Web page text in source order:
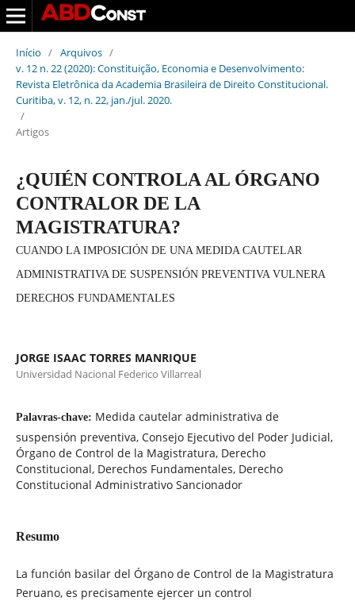
Início / Arquivos /
v. 12 n. 22 (2020): Constituição, Economia e Desenvolvimento:
Revista Eletrônica da Academia Brasileira de Direito Constitucional.
Curitiba, v. 12, n. 22, jan./jul. 2020.
/
Artigos
¿QUIÉN CONTROLA AL ÓRGANO
CONTRALOR DE LA
MAGISTRATURA?
CUANDO LA IMPOSICIÓN DE UNA MEDIDA CAUTELAR
ADMINISTRATIVA DE SUSPENSIÓN PREVENTIVA VULNERA
DERECHOS FUNDAMENTALES
JORGE ISAAC TORRES MANRIQUE
Universidad Nacional Federico Villarreal
Palavras-chave: Medida cautelar administrativa de
suspensión preventiva, Consejo Ejecutivo del Poder Judicial,
Órgano de Control de la Magistratura, Derecho
Constitucional, Derechos Fundamentales, Derecho
Constitucional Administrativo Sancionador
Resumo
La función basilar del Órgano de Control de la Magistratura
Peruano, es precisamente ejercer un control